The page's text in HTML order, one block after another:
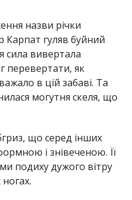
назви річки
Карпат гуляв буйний
сила вивертала
перевертати, як
в цій забаві. Та
могутня скеля, що
що серед інших
і знівеченою. Її
подиху дужого вітру